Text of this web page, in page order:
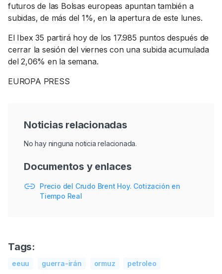
futuros de las Bolsas europeas apuntan también a
subidas, de más del 1%, en la apertura de este lunes.
El Ibex 35 partirá hoy de los 17.985 puntos después de
cerrar la sesión del viernes con una subida acumulada
del 2,06% en la semana.
EUROPA PRESS
Noticias relacionadas
No hay ninguna noticia relacionada.
Documentos y enlaces
Precio del Crudo Brent Hoy. Cotización en
Tiempo Real
Tags:
eeuu guerra-irán ormuz petroleo